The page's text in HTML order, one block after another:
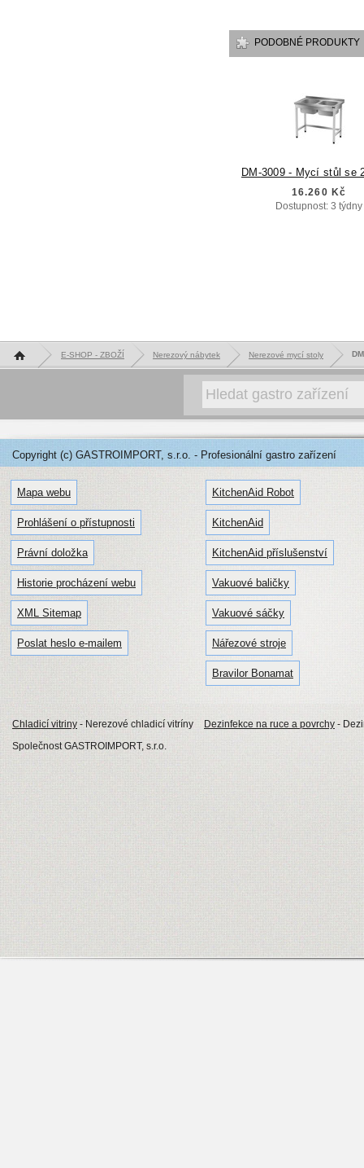
PODOBNÉ PRODUKTY
DM-3009 - Mycí stůl se
16.260 Kč
Dostupnost: 3 týdny
Hlavní stránka E-SHOP - ZBOŽÍ Nerezový nábytek Nerezové mycí stoly
Copyright (c) GASTROIMPORT, s.r.o. - Profesionální gastro zařízení
Mapa webu
Prohlášení o přístupnosti
Právní doložka
Historie procházení webu
XML Sitemap
Poslat heslo e-mailem
KitchenAid Robot
KitchenAid
KitchenAid příslušenství
Vakuové baličky
Vakuové sáčky
Nářezové stroje
Bravilor Bonamat
Chladicí vitriny - Nerezové chladicí vitríny Dezinfekce na ruce a povrchy -
Společnost GASTROIMPORT, s.r.o.